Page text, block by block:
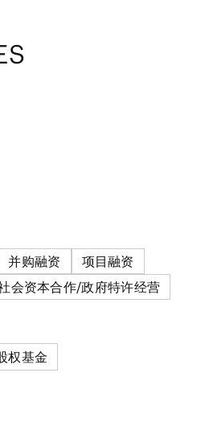
并购融资
项目融资
会资本合作/政府特许经营
权基金